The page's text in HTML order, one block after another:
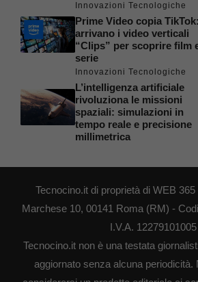
Innovazioni Tecnologiche
Prime Video copia TikTok:
arrivano i video verticali
“Clips” per scoprire film
serie
Innovazioni Tecnologiche
L’intelligenza artificiale
rivoluziona le missioni
spaziali: simulazioni in
tempo reale e precisione
millimetrica
Tecnocino.it di proprietà di WEB
Marchese 10, 00141 Roma (RM) -
I.V.A. 12279101005
Tecnocino.it non è una testata
aggiornato senza alcuna periodicità.